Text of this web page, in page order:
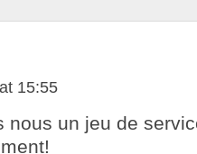
15:55
nous un jeu de